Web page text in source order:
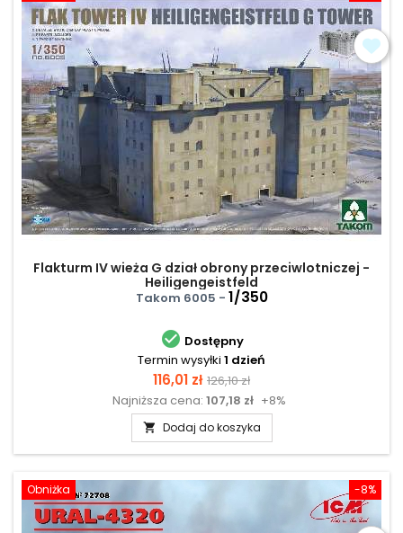
Flakturm IV wieża G dział obrony przeciwlotniczej -
Heiligengeistfeld
Takom 6005 - 1/350
 Dostępny
Termin wysyłki 1 dzień
Cena
116,01 zł Cena
podstawowa
126,10 zł
Najniższa cena: 107,18 zł +8%
 Dodaj do koszyka
-8%
Obniżka